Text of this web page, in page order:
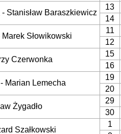
Stanisław Baraszkiewicz
13
14
Słowikowski
11
12
Czerwonka
15
16
Marian Lemecha
19
20
Żygadło
29
30
Szałkowski
1